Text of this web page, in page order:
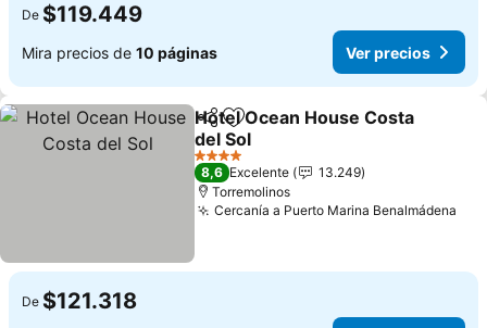
De $119.449
Mira precios de 10 páginas Ver precios
CompartirAgregar a favoritos
Hotel Ocean House Costa
del Sol
4 Estrellas
8,6 Excelente
13.249
Torremolinos
Cercanía a Puerto Marina Benalmádena
De $121.318